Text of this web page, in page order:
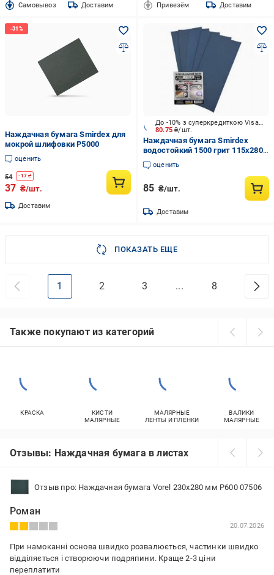
Cамовывоз Доставим Привезём Доставим
Наждачная бумага Smirdex для
мокрой шлифовки P5000
оценить
54 -17 ₴
37 ₴/шт.
Доставим
80.75₴/шт.
До -10% з суперкредиткою Visa Вигода
Наждачная бумага Smirdex
водостойкий 1500 грит 115х280
мм 5 шт. VG-020
оценить
85 ₴/шт.
Доставим
ПОКАЗАТЬ ЕЩЕ
1 2 3 ... 8
Также покупают из категорий
КРАСКА
КИСТИ
МАЛЯРНЫЕ
МАЛЯРНЫЕ
ЛЕНТЫ И ПЛЕНКИ
ВАЛИКИ
МАЛЯРНЫЕ
Отзывы: Наждачная бумага в листах
Отзыв про: Наждачная бумага Vorel 230x280 мм P600 07506
Роман
20.07.2026
При намоканні основа швидко розвалюється, частинки швидко
відділяється і створюючи подряпини. Краще 2-3 ціни
переплатити